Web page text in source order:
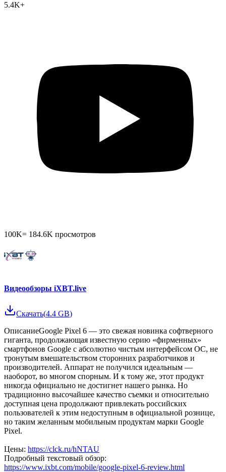
5.4K+
100K= 184.6K просмотров
Видеообзоры iXBT.live
Скачать(4.4 GB)
ОписаниеGoogle Pixel 6 — это свежая новинка софтверного
гиганта, продолжающая известную серию «фирменных»
смартфонов Google c абсолютно чистым интерфейсом ОС, не
тронутым вмешательством сторонних разработчиков и
производителей. Аппарат не получился идеальным —
наоборот, во многом спорным. И к тому же, этот продукт
никогда официально не достигнет нашего рынка. Но
традиционно высочайшее качество съемки и относительно
доступная цена продолжают привлекать российских
пользователей к этим недоступным в официальной рознице,
но таким желанным мобильным продуктам марки Google
Pixel.
Цены: https://clck.ru/hNTAU
Подробный текстовый обзор:
https://www.ixbt.com/mobile/google-pixel-6-review.html